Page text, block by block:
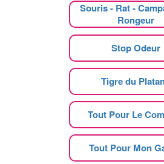
Souris - Rat -
Rongeur
Stop Odeur
Tigre du
Tout Pour Le
Tout Pour Mon